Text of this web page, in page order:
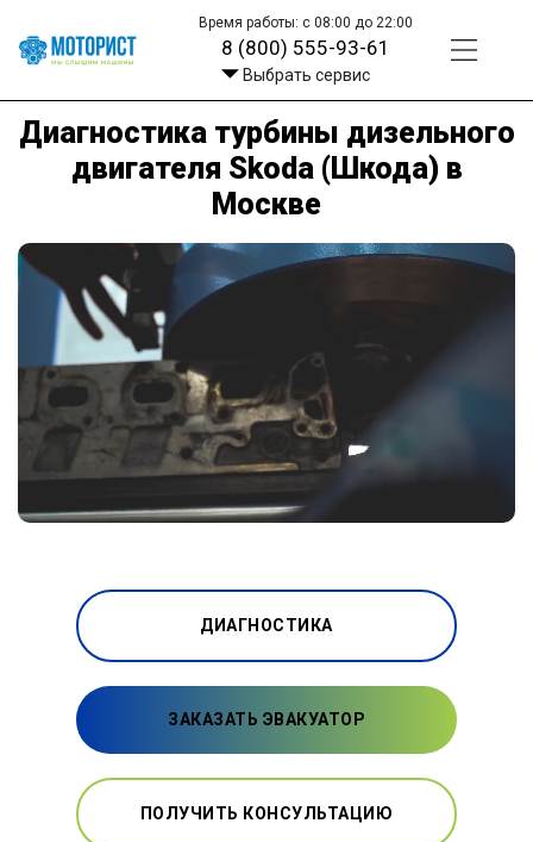
Время работы: с 08:00 до 22:00
8 (800) 555-93-61
Выбрать сервис
Диагностика турбины дизельного
двигателя Skoda (Шкода) в
Москве
ДИАГНОСТИКА
ЗАКАЗАТЬ ЭВАКУАТОР
ПОЛУЧИТЬ КОНСУЛЬТАЦИЮ